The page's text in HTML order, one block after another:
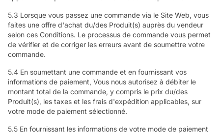
5.3 Lorsque vous passez une commande via le Site Web, vous
faites une offre d'achat du/des Produit(s) auprès du vendeur
selon ces Conditions. Le processus de commande vous permet
de vérifier et de corriger les erreurs avant de soumettre votre
commande.
5.4 En soumettant une commande et en fournissant vos
informations de paiement, Vous nous autorisez à débiter le
montant total de la commande, y compris le prix du/des
Produit(s), les taxes et les frais d'expédition applicables, sur
votre mode de paiement sélectionné.
5.5 En fournissant les informations de votre mode de paiement